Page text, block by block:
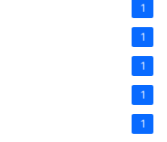
1
1
1
1
1